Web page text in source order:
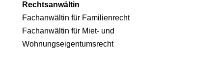
Rechtsanwältin
Fachanwältin für Familienrecht
Fachanwältin für Miet- und
Wohnungseigentumsrecht